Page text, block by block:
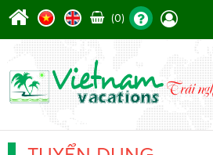
(0)